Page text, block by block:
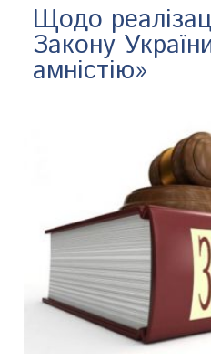
​Щодо
Закону
амністію»